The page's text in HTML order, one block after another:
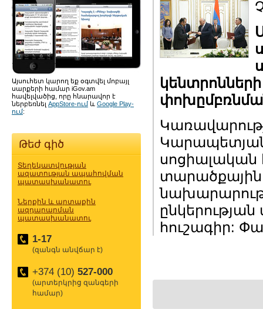
Այսուհետ կարող եք օգտվել մոբայլ
սարքերի համար iGov.am
հավելվածից, որը հնարավոր է
ներբեռնել AppStore-ում և Google Play-
ում:
Թեժ գիծ
Տեղեկատվության
ազատության ապահովման
պատասխանատու
Ներքին և արտաքին
ազդարարման
պատասխանատու
1-17
(զանգն անվճար է)
+374 (10) 527-000
(արտերկրից զանգերի
համար)
հուշագիր: